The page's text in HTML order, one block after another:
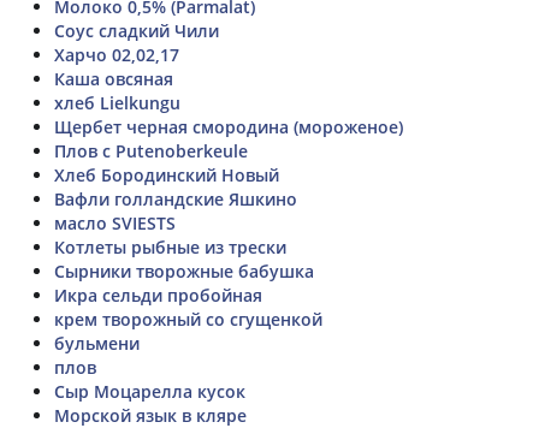
Молоко 0,5% (Parmalat)
Соус сладкий Чили
Харчо 02,02,17
Каша овсяная
хлеб Lielkungu
Щербет черная смородина (мороженое)
Плов с Putenoberkeule
Хлеб Бородинский Новый
Вафли голландские Яшкино
масло SVIESTS
Котлеты рыбные из трески
Сырники творожные бабушка
Икра сельди пробойная
крем творожный со сгущенкой
бульмени
плов
Сыр Моцарелла кусок
Морской язык в кляре